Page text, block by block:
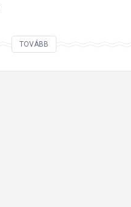
TOVÁBB
i